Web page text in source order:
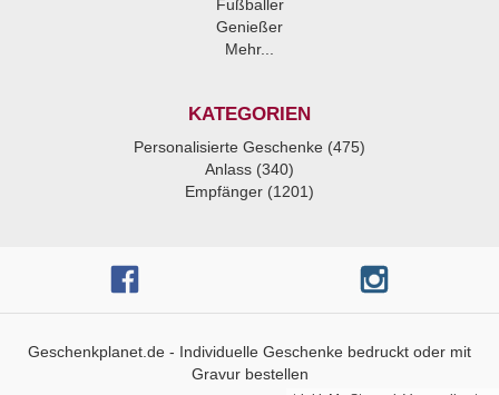
Fußballer
Genießer
Mehr...
KATEGORIEN
Personalisierte Geschenke (475)
Anlass (340)
Empfänger (1201)
Geschenkplanet.de - Individuelle Geschenke bedruckt oder mit
Gravur bestellen